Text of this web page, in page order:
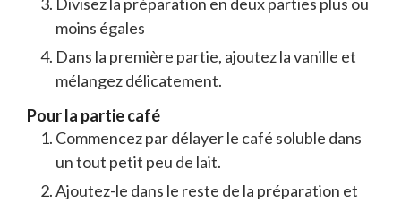
moins égales
Dans la première partie, ajoutez la vanille et
mélangez délicatement.
Pour la partie café
Commencez par délayer le café soluble dans
un tout petit peu de lait.
Ajoutez-le dans le reste de la préparation et